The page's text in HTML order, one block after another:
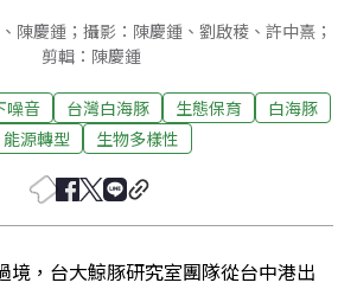
陳慶鍾；攝影：陳慶鍾、劉啟稜、許中熹；
剪輯：陳慶鍾
噪音 台灣白海豚 生態保育
白海豚
能源轉型
生物多樣性
境，台大鯨豚研究室團隊從台中港出